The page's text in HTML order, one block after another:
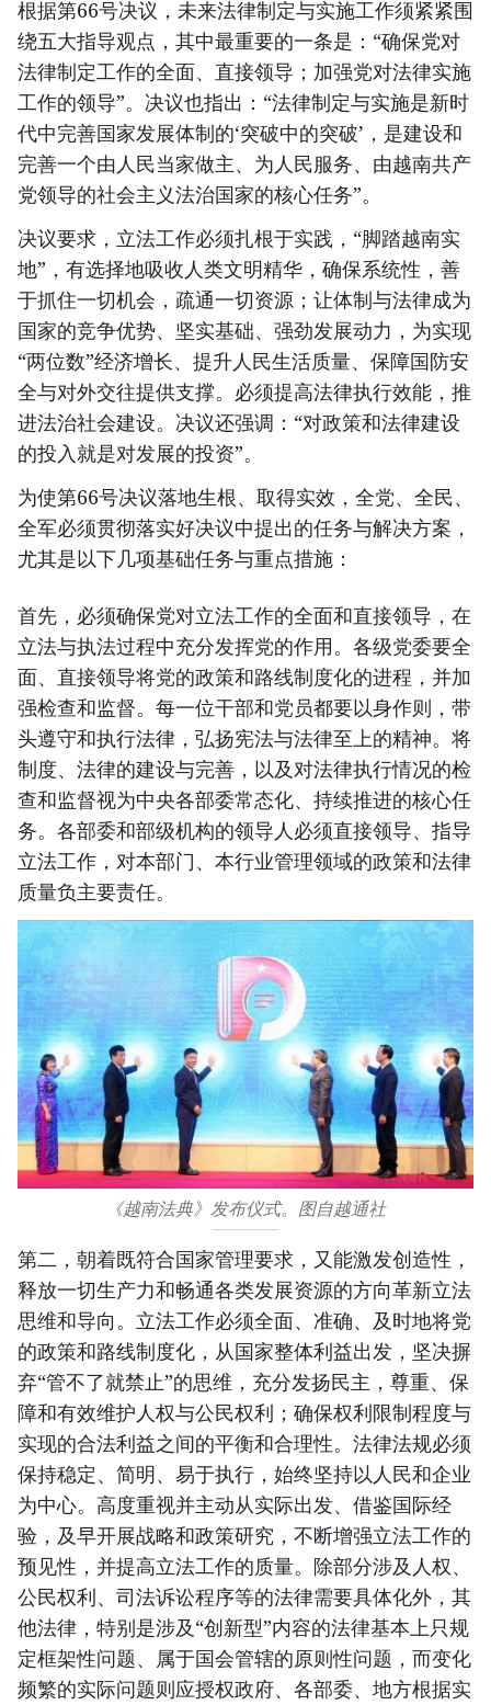
根据第66号决议，未来法律制定与实施工作须紧紧围
绕五大指导观点，其中最重要的一条是：“确保党对
法律制定工作的全面、直接领导；加强党对法律实施
工作的领导”。决议也指出：“法律制定与实施是新时
代中完善国家发展体制的‘突破中的突破’，是建设和
完善一个由人民当家做主、为人民服务、由越南共产
党领导的社会主义法治国家的核心任务”。
决议要求，立法工作必须扎根于实践，“脚踏越南实
地”，有选择地吸收人类文明精华，确保系统性，善
于抓住一切机会，疏通一切资源；让体制与法律成为
国家的竞争优势、坚实基础、强劲发展动力，为实现
“两位数”经济增长、提升人民生活质量、保障国防安
全与对外交往提供支撑。必须提高法律执行效能，推
进法治社会建设。决议还强调：“对政策和法律建设
的投入就是对发展的投资”。
为使第66号决议落地生根、取得实效，全党、全民、
全军必须贯彻落实好决议中提出的任务与解决方案，
尤其是以下几项基础任务与重点措施：
首先，必须确保党对立法工作的全面和直接领导，在
立法与执法过程中充分发挥党的作用。各级党委要全
面、直接领导将党的政策和路线制度化的进程，并加
强检查和监督。每一位干部和党员都要以身作则，带
头遵守和执行法律，弘扬宪法与法律至上的精神。将
制度、法律的建设与完善，以及对法律执行情况的检
查和监督视为中央各部委常态化、持续推进的核心任
务。各部委和部级机构的领导人必须直接领导、指导
立法工作，对本部门、本行业管理领域的政策和法律
质量负主要责任。
《越南法典》发布仪式。图自越通社
第二，朝着既符合国家管理要求，又能激发创造性，
释放一切生产力和畅通各类发展资源的方向革新立法
思维和导向。立法工作必须全面、准确、及时地将党
的政策和路线制度化，从国家整体利益出发，坚决摒
弃“管不了就禁止”的思维，充分发扬民主，尊重、保
障和有效维护人权与公民权利；确保权利限制程度与
实现的合法利益之间的平衡和合理性。法律法规必须
保持稳定、简明、易于执行，始终坚持以人民和企业
为中心。高度重视并主动从实际出发、借鉴国际经
验，及早开展战略和政策研究，不断增强立法工作的
预见性，并提高立法工作的质量。除部分涉及人权、
公民权利、司法诉讼程序等的法律需要具体化外，其
他法律，特别是涉及“创新型”内容的法律基本上只规
定框架性问题、属于国会管辖的原则性问题，而变化
频繁的实际问题则应授权政府、各部委、地方根据实